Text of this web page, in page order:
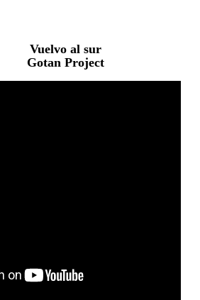
Vuelvo al sur
Gotan Project